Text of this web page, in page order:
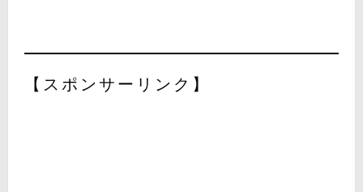
【スポンサーリンク】